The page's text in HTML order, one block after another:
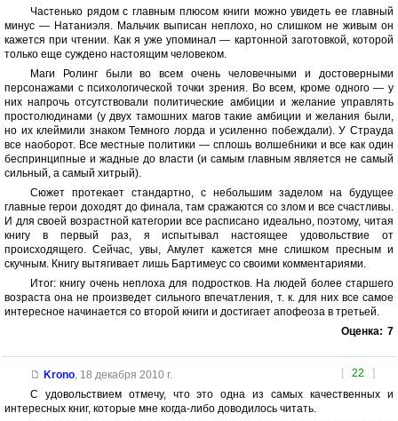
Частенько рядом с главным плюсом книги можно увидеть ее главный
минус — Натаниэля. Мальчик выписан неплохо, но слишком не живым он
кажется при чтении. Как я уже упоминал — картонной заготовкой, которой
только еще суждено настоящим человеком.
Маги Ролинг были во всем очень человечными и достоверными
персонажами с психологической точки зрения. Во всем, кроме одного — у
них напрочь отсутствовали политические амбиции и желание управлять
простолюдинами (у двух тамошних магов такие амбиции и желания были,
но их клеймили знаком Темного лорда и усиленно побеждали). У Страуда
все наоборот. Все местные политики — сплошь волшебники и все как один
беспринципные и жадные до власти (и самым главным является не самый
сильный, а самый хитрый).
Сюжет протекает стандартно, с небольшим заделом на будущее
главные герои доходят до финала, там сражаются со злом и все счастливы.
И для своей возрастной категории все расписано идеально, поэтому, читая
книгу в первый раз, я испытывал настоящее удовольствие от
происходящего. Сейчас, увы, Амулет кажется мне слишком пресным и
скучным. Книгу вытягивает лишь Бартимеус со своими комментариями.
Итог: книгу очень неплоха для подростков. На людей более старшего
возраста она не произведет сильного впечатления, т. к. для них все самое
интересное начинается со второй книги и достигает апофеоза в третьей.
Оценка: 7
[ 22 ]
Krono, 18 декабря 2010 г.
С удовольствием отмечу, что это одна из самых качественных и
интересных книг, которые мне когда-либо доводилось читать.